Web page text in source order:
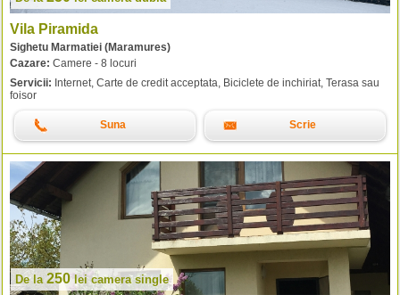
Vila Piramida
Sighetu Marmatiei (Maramures)
Cazare: Camere - 8 locuri
Servicii: Internet, Carte de credit acceptata, Biciclete de inchiriat, Terasa sau
foisor
Suna Scrie
De la 250leicamera single